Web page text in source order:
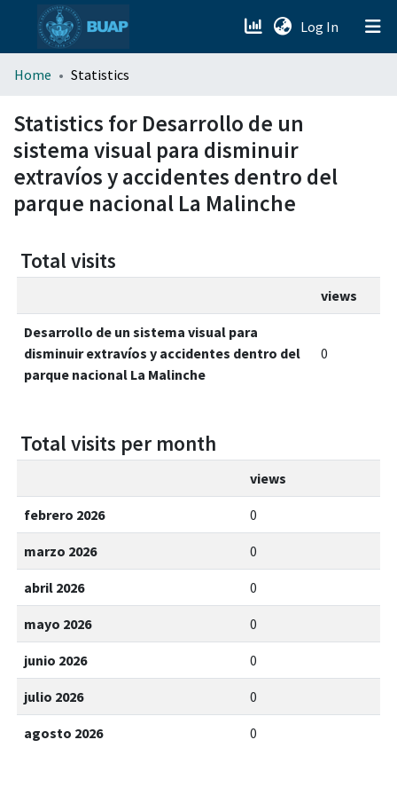
Log In (current)
menu.section.about_menu
All of DSpace
Home Statistics
Statistics for Desarrollo de un
sistema visual para disminuir
extravíos y accidentes dentro del
parque nacional La Malinche
Total visits
views
Desarrollo de un sistema visual para
disminuir extravíos y accidentes dentro del
parque nacional La Malinche
0
Total visits per month
views
febrero 2026 0
marzo 2026 0
abril 2026 0
mayo 2026 0
junio 2026 0
julio 2026 0
agosto 2026 0